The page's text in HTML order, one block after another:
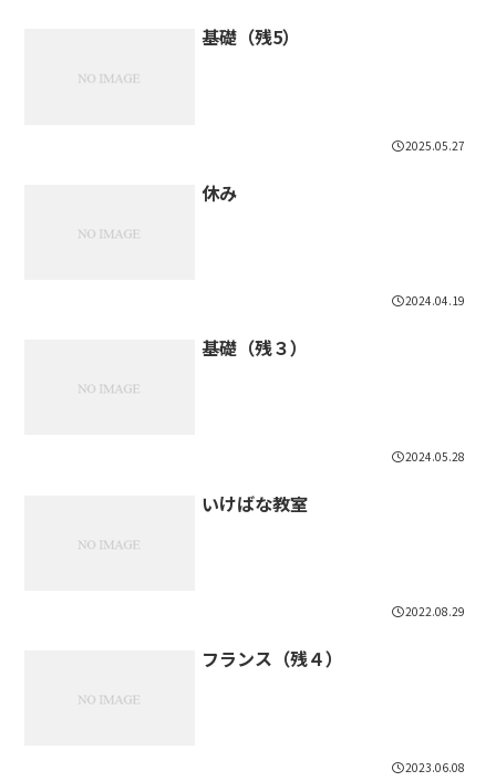
基礎（残5）
2025.05.27
休み
2024.04.19
基礎（残３）
2024.05.28
いけばな教室
2022.08.29
フランス（残４）
2023.06.08